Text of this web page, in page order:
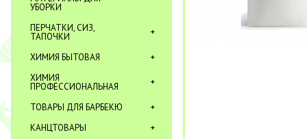
УБОРКИ
ПЕРЧАТКИ, СИЗ,
ТАПОЧКИ
ХИМИЯ БЫТОВАЯ
ХИМИЯ
ПРОФЕССИОНАЛЬНАЯ
ТОВАРЫ ДЛЯ БАРБЕКЮ
КАНЦТОВАРЫ